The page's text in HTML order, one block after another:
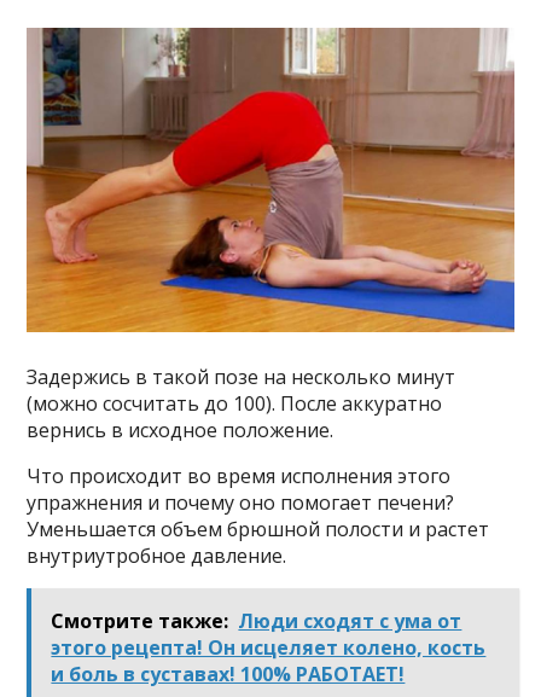
Задержись в такой позе на несколько минут
(можно сосчитать до 100). После аккуратно
вернись в исходное положение.
Что происходит во время исполнения этого
упражнения и почему оно помогает печени?
Уменьшается объем брюшной полости и растет
внутриутробное давление.
Смотрите также: Люди сходят с ума от
этого рецепта! Он исцеляет колено, кость
и боль в суставах! 100% РАБОТАЕТ!